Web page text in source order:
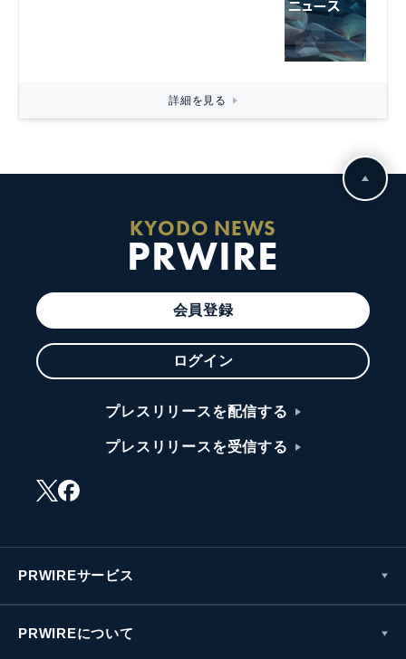
詳細を見る
KYODO NEWS
PRWIRE
会員登録
ログイン
プレスリリースを配信する
プレスリリースを受信する
PRWIREサービス
PRWIREについて